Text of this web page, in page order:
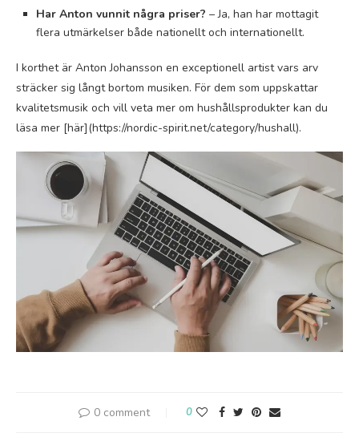
Har Anton vunnit några priser? – Ja, han har mottagit
flera utmärkelser både nationellt och internationellt.
I korthet är Anton Johansson en exceptionell artist vars arv
sträcker sig långt bortom musiken. För dem som uppskattar
kvalitetsmusik och vill veta mer om hushållsprodukter kan du
läsa mer [här](https://nordic-spirit.net/category/hushall).
0 comment 0